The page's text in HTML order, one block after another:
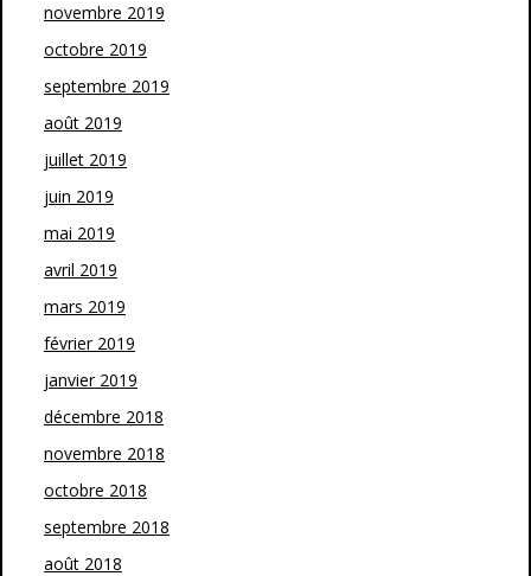
novembre 2019
octobre 2019
septembre 2019
août 2019
juillet 2019
juin 2019
mai 2019
avril 2019
mars 2019
février 2019
janvier 2019
décembre 2018
novembre 2018
octobre 2018
septembre 2018
août 2018